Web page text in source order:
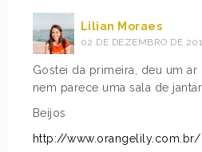
Lilian Moraes
02 DE DEZEMBRO DE
Gostei da primeira, deu um
nem parece uma sala de
Beijos
http://www.orangelily.com.br/